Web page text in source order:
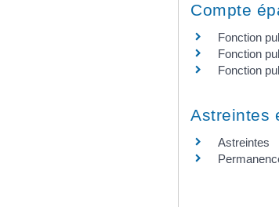
Compte
Fonction
Fonction
Fonction
Astreintes
Astreintes